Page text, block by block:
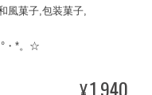
風菓子,包装菓子,
・*。☆
¥1,940